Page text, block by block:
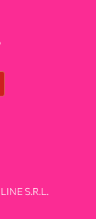
S.R.L.